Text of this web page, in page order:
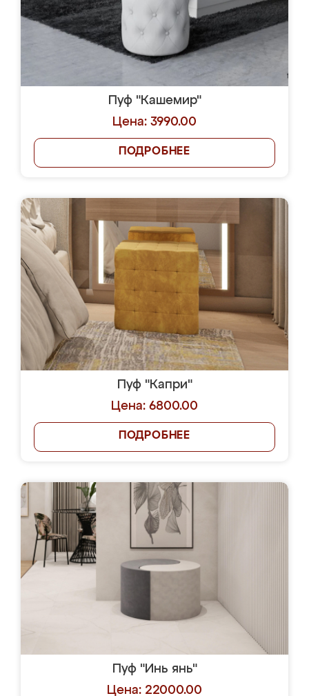
Пуф "Кашемир"
Цена: 3990.00
ПОДРОБНЕЕ
Пуф "Капри"
Цена: 6800.00
ПОДРОБНЕЕ
Пуф "Инь янь"
Цена: 22000.00